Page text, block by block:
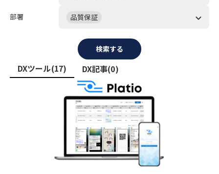
部署 品質保証
DXツール(17) DX記事(0)